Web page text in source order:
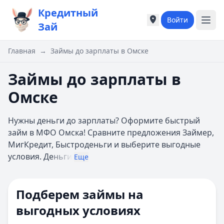
Кредитный
Зай
Города России
Москва
Казань
Б
Барнаул
Белгород
Города России
Москва
Казань
Б
Барнаул
Белгород
Войти
Главная → Займы до зарплаты в Омске
Займы до зарплаты в
Омске
Нужны деньги до зарплаты? Оформите быстрый
займ в МФО Омска! Сравните предложения Займер,
МигКредит, Быстроденьги и выберите выгодные
условия. Деньги Еще
Подберем займы на
выгодных условиях